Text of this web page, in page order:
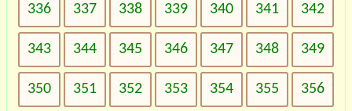
336 337 338 339 340 341 342
343 344 345 346 347 348 349
350 351 352 353 354 355 356